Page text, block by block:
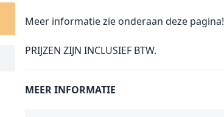
Meer informatie zie onderaan deze pagina!
PRIJZEN ZIJN INCLUSIEF BTW.
MEER INFORMATIE